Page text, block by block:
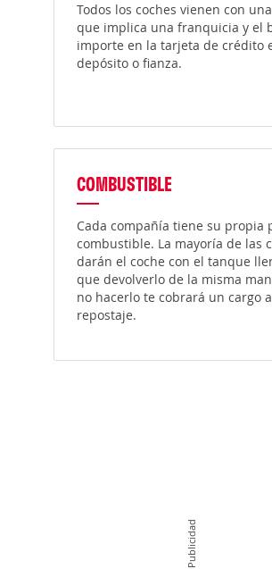
Todos los coches vienen con
que implica una franquicia y el
importe en la tarjeta de crédito
depósito o fianza.
COMBUSTIBLE
Cada compañía tiene su propia
combustible. La mayoría de las
darán el coche con el tanque
que devolverlo de la misma
no hacerlo te cobrará un cargo
repostaje.
Publicidad